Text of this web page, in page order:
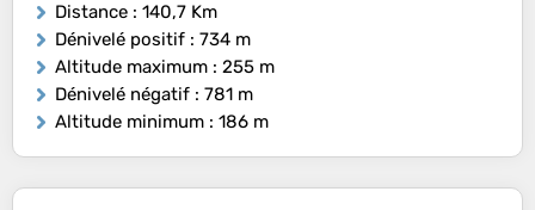
Distance : 140,7 Km
Dénivelé positif : 734 m
Altitude maximum : 255 m
Dénivelé négatif : 781 m
Altitude minimum : 186 m